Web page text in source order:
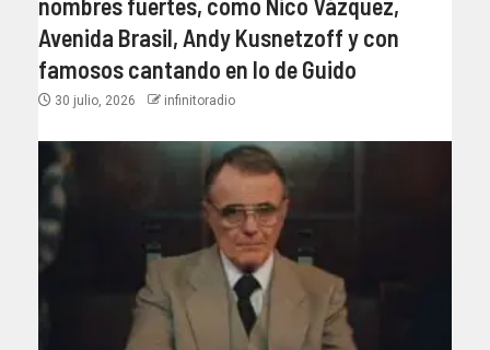
Avenida Brasil, Andy Kusnetzoff y con
famosos cantando en lo de Guido
30 julio, 2026 infinitoradio